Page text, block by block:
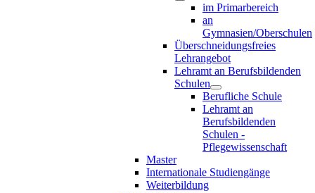
im Primarbereich
an
Gymnasien/Oberschulen
Überschneidungsfreies
Lehrangebot
Lehramt an Berufsbildenden
Schulen
Berufliche Schule
Lehramt an
Berufsbildenden
Schulen -
Pflegewissenschaft
Master
Internationale Studiengänge
Weiterbildung